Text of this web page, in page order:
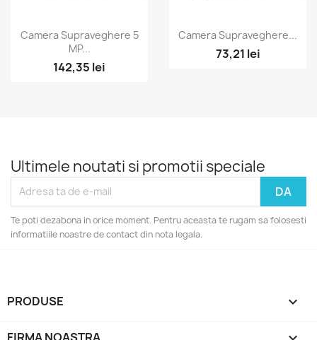
Vizualizare rapida
Camera Supraveghere 5
MP...
142,35 lei
Vizualizare rapida
Camera Supraveghere...
73,21 lei
Ultimele noutati si promotii speciale
Te poti dezabona in orice moment. Pentru aceasta te rugam sa folosesti
informatiile noastre de contact din nota legala.
PRODUSE 